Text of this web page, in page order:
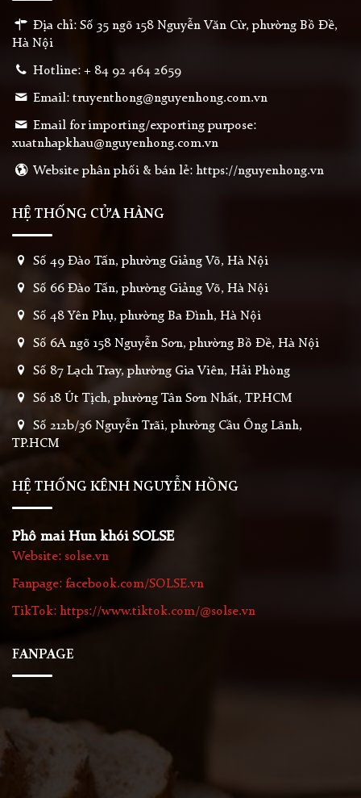
Địa chỉ: Số 35 ngõ 158 Nguyễn Văn Cừ, phường Bồ Đề,
Hà Nội
Hotline: + 84 92 464 2659
Email: truyenthong@nguyenhong.com.vn
Email for importing/exporting purpose:
xuatnhapkhau@nguyenhong.com.vn
Website phân phối & bán lẻ: https://nguyenhong.vn
HỆ THỐNG CỬA HÀNG
Số 49 Đào Tấn, phường Giảng Võ, Hà Nội
Số 66 Đào Tấn, phường Giảng Võ, Hà Nội
Số 48 Yên Phụ, phường Ba Đình, Hà Nội
Số 6A ngõ 158 Nguyễn Sơn, phường Bồ Đề, Hà Nội
Số 87 Lạch Tray, phường Gia Viên, Hải Phòng
Số 18 Út Tịch, phường Tân Sơn Nhất, TP.HCM
Số 212b/36 Nguyễn Trãi, phường Cầu Ông Lãnh,
TP.HCM
HỆ THỐNG KÊNH NGUYỄN HỒNG
Phô mai Hun khói SOLSE
Website: solse.vn
Fanpage: facebook.com/SOLSE.vn
TikTok: https://www.tiktok.com/@solse.vn
FANPAGE